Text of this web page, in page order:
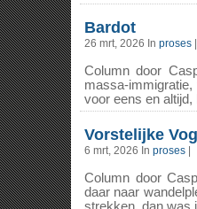
Bardot
26 mrt, 2026 In proses
Column door
massa-
voor eens en
Vorstelijke
6 mrt, 2026 In proses
Column door
daar naar